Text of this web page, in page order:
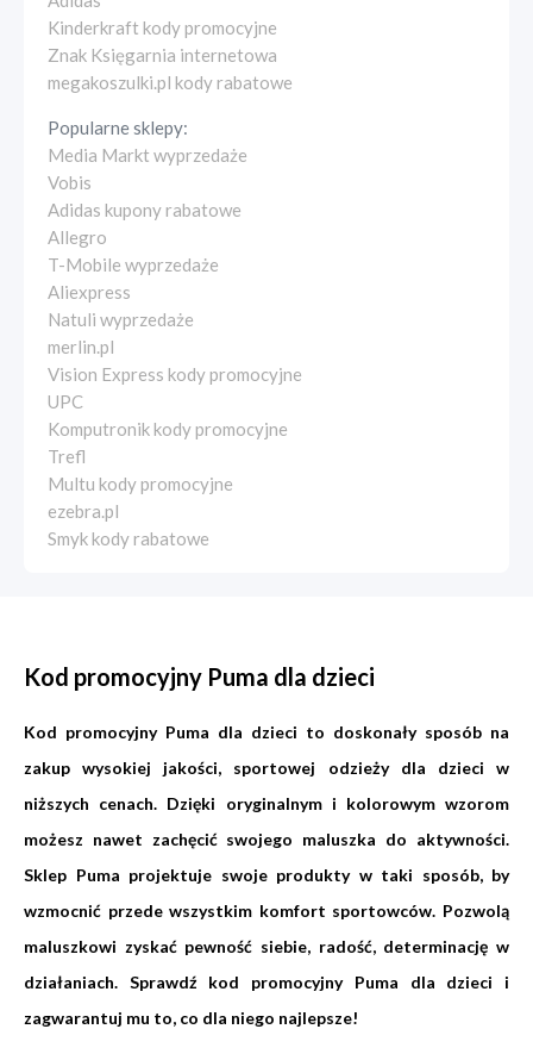
Kinderkraft kody promocyjne
Znak Księgarnia internetowa
megakoszulki.pl kody rabatowe
Popularne sklepy:
Media Markt wyprzedaże
Vobis
Adidas kupony rabatowe
Allegro
T-Mobile wyprzedaże
Aliexpress
Natuli wyprzedaże
merlin.pl
Vision Express kody promocyjne
UPC
Komputronik kody promocyjne
Trefl
Multu kody promocyjne
ezebra.pl
Smyk kody rabatowe
Kod promocyjny Puma dla dzieci
Kod promocyjny Puma dla dzieci to doskonały sposób na
zakup wysokiej jakości, sportowej odzieży dla dzieci w
niższych cenach. Dzięki oryginalnym i kolorowym wzorom
możesz nawet zachęcić swojego maluszka do aktywności.
Sklep Puma projektuje swoje produkty w taki sposób, by
wzmocnić przede wszystkim komfort sportowców. Pozwolą
maluszkowi zyskać pewność siebie, radość, determinację w
działaniach. Sprawdź kod promocyjny Puma dla dzieci i
zagwarantuj mu to, co dla niego najlepsze!